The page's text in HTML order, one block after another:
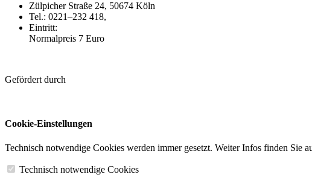
Zülpicher Straße 24, 50674 Köln
Tel.: 0221–232 418,
Eintritt:
Normalpreis 7 Euro
Gefördert durch
Cookie-Einstellungen
Technisch notwendige Cookies werden immer gesetzt. Weiter Infos finden Sie
Technisch notwendige Cookies